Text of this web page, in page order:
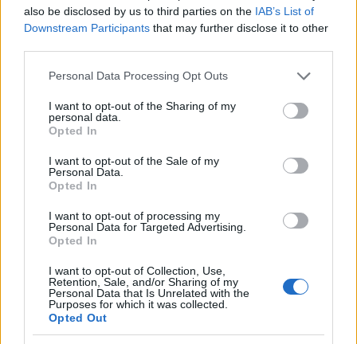
also be disclosed by us to third parties on the IAB’s List of
Downstream Participants that may further disclose it to other
Please note that this website/app uses one or more Google
not limited to your visit or usage behaviour. You may click to
grant or deny consent to Google and its third-party tags to
use your data for below specified purposes in below Google
consent section.
Personal Data Processing Opt Outs
I want to opt-out of the Sharing of my
personal data.
Opted In
I want to opt-out of the Sale of my
Personal Data.
Opted In
I want to opt-out of processing my
Personal Data for Targeted Advertising.
Opted In
I want to opt-out of Collection, Use,
Retention, Sale, and/or Sharing of my
Personal Data that Is Unrelated with the
Purposes for which it was collected.
Opted Out
Kihagyásra kerülnek többek közt a Windows,
Google, Opera, Opera Software, stb. mappák.
állomány kiterjesztések szintén nem kerülnek
elkódolásra, például a .db, .sys, .dll, .lnk, .msi, .drv és